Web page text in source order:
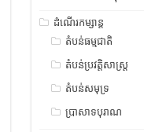
ដំណើរកម្សាន្ត
តំបន់ធម្មជាតិ
តំបន់ប្រវត្តិសាស្រ្ត
តំបន់សមុទ្រ
ប្រាសាទបុរាណ